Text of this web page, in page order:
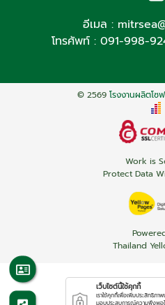
อีเมล :
โทรศัพท์ : 091-998-
© 2569 โรงงานผลิตโซ
Work is
Protect Data
Thailand
เว็บไซต์นี้ใช้คุกกี้
เราใช้คุกกี้เพื่อเพิ่มประสิทธิภาพ
มอบประสบการณ์ความพึงพอ